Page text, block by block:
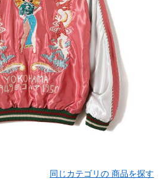
同じカテゴリの 商品を探す